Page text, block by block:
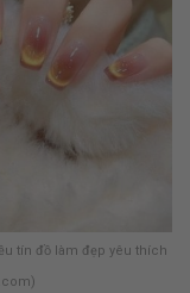
tín đồ làm đẹp yêu thích